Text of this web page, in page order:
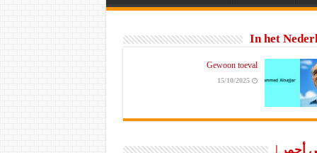
In het
Gewoon toeval
15/10/2025
أحمر |